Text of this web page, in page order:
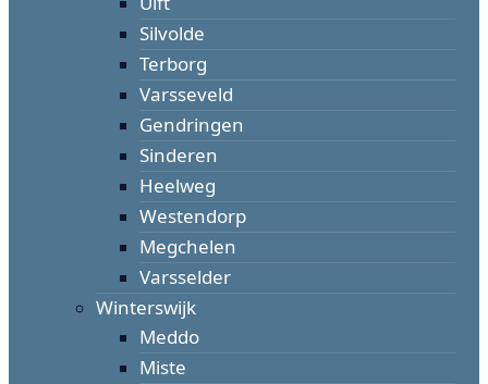
Silvolde
Terborg
Varsseveld
Gendringen
Sinderen
Heelweg
Westendorp
Megchelen
Varsselder
Winterswijk
Meddo
Miste